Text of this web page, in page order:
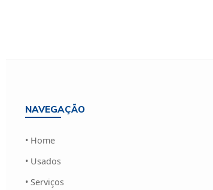
NAVEGAÇÃO
• Home
• Usados
• Serviços